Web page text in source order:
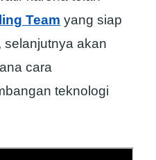
Team yang siap
selanjutnya akan
cara
teknologi